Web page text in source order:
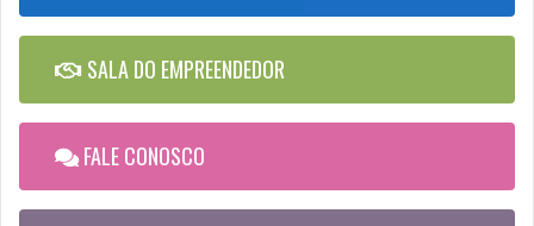
SALA DO EMPREENDEDOR
FALE CONOSCO